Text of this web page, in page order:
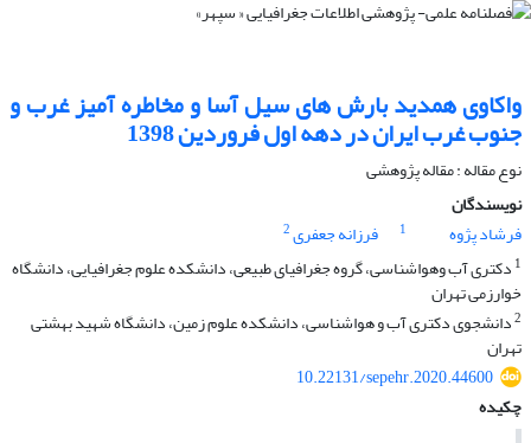
واکاوی همدید بارش های سیل آسا و مخاطره آمیز غرب و
جنوب غرب ایران در دهه اول فروردین 1398
نوع مقاله : مقاله پژوهشی
نویسندگان
فرشاد پژوه
1 فرزانه جعفری2
1 دکتری آب وهواشناسی، گروه جغرافیای طبیعی، دانشکده علوم جغرافیایی، دانشگاه
خوارزمی تهران
2دانشجوی دکتری آب و هواشناسی، دانشکده علوم زمین، دانشگاه شهید بهشتی
تهران
10.22131/sepehr.2020.44600
چکیده